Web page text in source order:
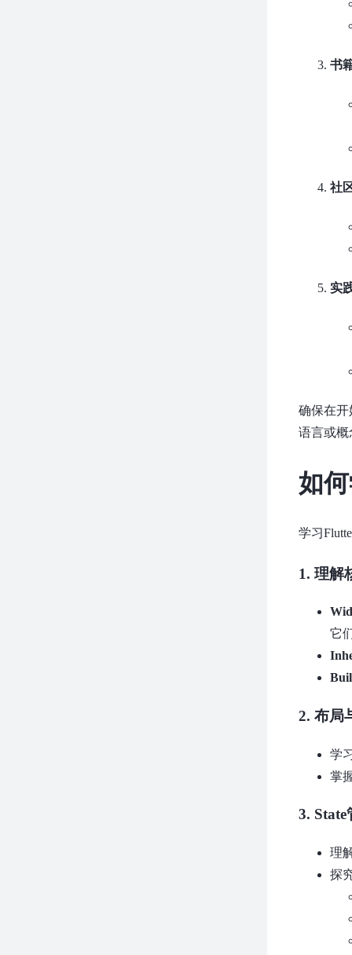
书
社
实
确保在开
语言或概
如
学习
1. 理解
它
2. 布局
学
掌
3.
理
探